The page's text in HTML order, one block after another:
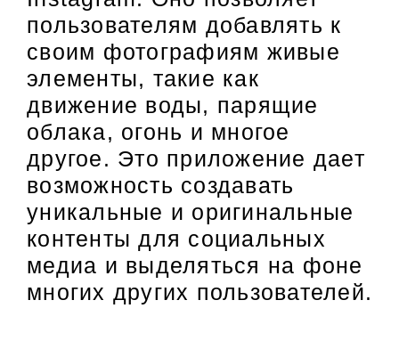
пользователям добавлять к
своим фотографиям живые
элементы, такие как
движение воды, парящие
облака, огонь и многое
другое. Это приложение дает
возможность создавать
уникальные и оригинальные
контенты для социальных
медиа и выделяться на фоне
многих других пользователей.